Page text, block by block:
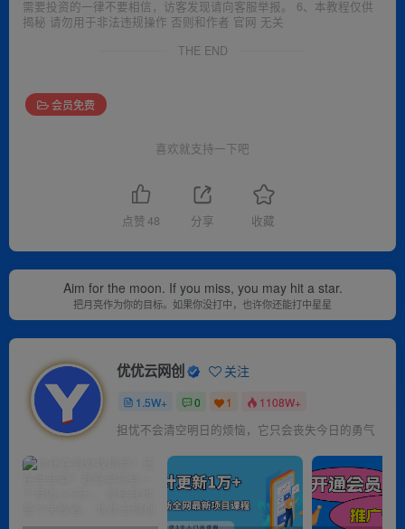
需要投资的一律不要相信，访客发现请向客服举报。 6、本教程仅供
揭秘 请勿用于非法违规操作 否则和作者 官网 无关
THE END
会员免费
喜欢就支持一下吧
点赞48 分享 收藏
Aim for the moon. If you miss, you may hit a star.
把月亮作为你的目标。如果你没打中，也许你还能打中星星
优优云网创 关注
1.5W+ 0 1 1108W+
担忧不会清空明日的烦恼，它只会丧失今日的勇气